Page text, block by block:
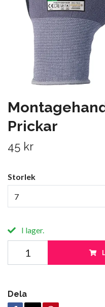
Prickar
45 kr
Storlek
7
I lager.
Dela